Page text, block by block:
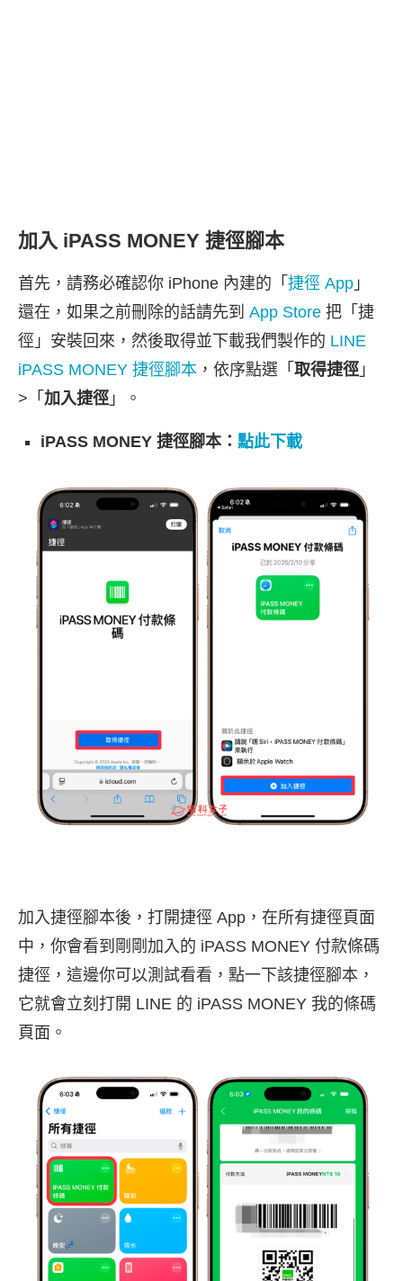
加入 iPASS MONEY 捷徑腳本
首先，請務必確認你 iPhone 內建的「 捷徑 App 」
還在，如果之前刪除的話請先到 App Store 把「捷
徑」安裝回來，然後取得並下載我們製作的 LINE
iPASS MONEY 捷徑腳本 ，依序點選「 取得捷徑 」
>「 加入捷徑 」。
iPASS MONEY 捷徑腳本： 點此下載
加入捷徑腳本後，打開捷徑 App，在所有捷徑頁面
中，你會看到剛剛加入的 iPASS MONEY 付款條碼
捷徑，這邊你可以測試看看，點一下該捷徑腳本，
它就會立刻打開 LINE 的 iPASS MONEY 我的條碼
頁面。